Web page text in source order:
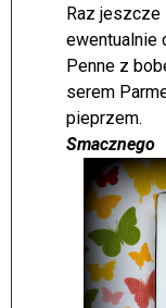
Raz
ewentualnie
Penne z
serem
pieprzem.
Smacznego